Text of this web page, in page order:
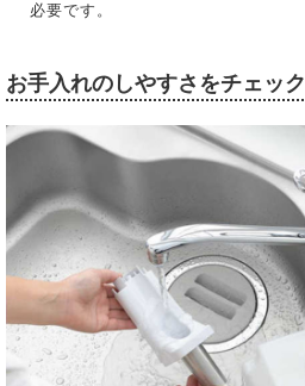
必要です。
お手入れのしやすさをチェック